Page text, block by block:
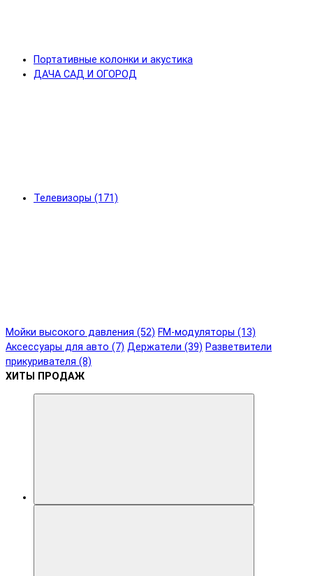
Портативные колонки и акустика
ДАЧА САД И ОГОРОД
Телевизоры (171)
Мойки высокого давления (52) FM-модуляторы (13)
Аксессуары для авто (7) Держатели (39) Разветвители
прикуривателя (8)
ХИТЫ ПРОДАЖ